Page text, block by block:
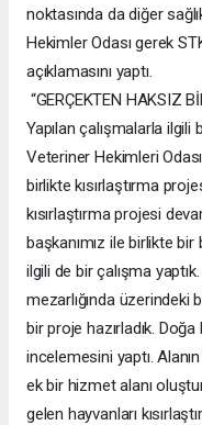
noktasında da diğer
Hekimler Odası gerek
açıklamasını yaptı.
“GERÇEKTEN HAKSIZ
Yapılan çalışmalarla ilgili
Veteriner Hekimleri
birlikte kısırlaştırma
kısırlaştırma projesi
başkanımız ile birlikte bir
ilgili de bir çalışma
mezarlığında üzerindeki
bir proje hazırladık.
incelemesini yaptı.
ek bir hizmet alanı
gelen hayvanları